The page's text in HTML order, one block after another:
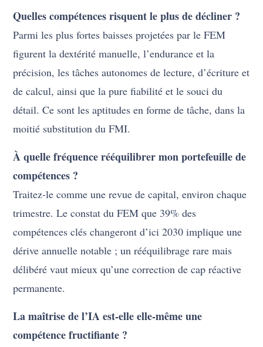
Quelles compétences risquent le plus de décliner ?
Parmi les plus fortes baisses projetées par le FEM
figurent la dextérité manuelle, l’endurance et la
précision, les tâches autonomes de lecture, d’écriture et
de calcul, ainsi que la pure fiabilité et le souci du
détail. Ce sont les aptitudes en forme de tâche, dans la
moitié substitution du FMI.
À quelle fréquence rééquilibrer mon portefeuille de
compétences ?
Traitez-le comme une revue de capital, environ chaque
trimestre. Le constat du FEM que 39% des
compétences clés changeront d’ici 2030 implique une
dérive annuelle notable ; un rééquilibrage rare mais
délibéré vaut mieux qu’une correction de cap réactive
permanente.
La maîtrise de l’IA est-elle elle-même une
compétence fructifiante ?